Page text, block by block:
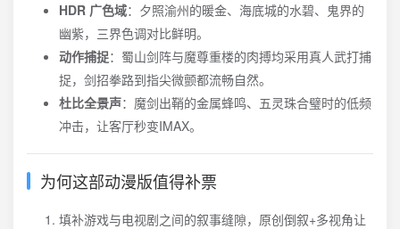
HDR 广色域：夕照渝州的暖金、海底城的水碧、鬼界的
幽紫，三界色调对比鲜明。
动作捕捉：蜀山剑阵与魔尊重楼的肉搏均采用真人武打捕
捉，剑招拳路到指尖微颤都流畅自然。
杜比全景声：魔剑出鞘的金属蜂鸣、五灵珠合璧时的低频
冲击，让客厅秒变IMAX。
为何这部动漫版值得补票
填补游戏与电视剧之间的叙事缝隙，原创倒叙+多视角让